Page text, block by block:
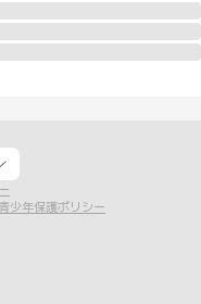
少年保護ポリシー